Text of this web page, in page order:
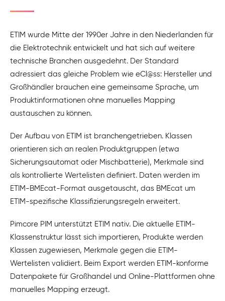
ETIM wurde Mitte der 1990er Jahre in den Niederlanden für
die Elektrotechnik entwickelt und hat sich auf weitere
technische Branchen ausgedehnt. Der Standard
adressiert das gleiche Problem wie eCl@ss: Hersteller und
Großhändler brauchen eine gemeinsame Sprache, um
Produktinformationen ohne manuelles Mapping
austauschen zu können.
Der Aufbau von ETIM ist branchengetrieben. Klassen
orientieren sich an realen Produktgruppen (etwa
Sicherungsautomat oder Mischbatterie), Merkmale sind
als kontrollierte Wertelisten definiert. Daten werden im
ETIM-BMEcat-Format ausgetauscht, das BMEcat um
ETIM-spezifische Klassifizierungsregeln erweitert.
Pimcore PIM unterstützt ETIM nativ. Die aktuelle ETIM-
Klassenstruktur lässt sich importieren, Produkte werden
Klassen zugewiesen, Merkmale gegen die ETIM-
Wertelisten validiert. Beim Export werden ETIM-konforme
Datenpakete für Großhandel und Online-Plattformen ohne
manuelles Mapping erzeugt.